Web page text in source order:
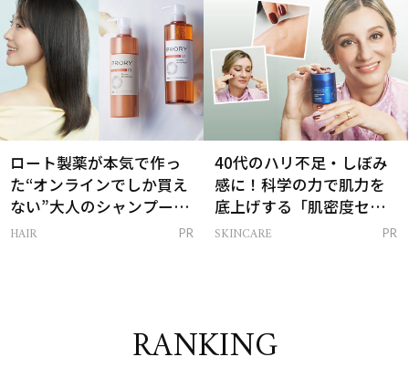
ロート製薬が本気で作っ
た“オンラインでしか買え
ない”大人のシャンプー＆
トリートメントって？
HAIR PR
40代のハリ不足・しぼみ
感に！科学の力で肌力を
底上げする「肌密度セラ
ム」
SKINCARE PR
RANKING